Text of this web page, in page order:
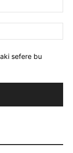
sefere bu